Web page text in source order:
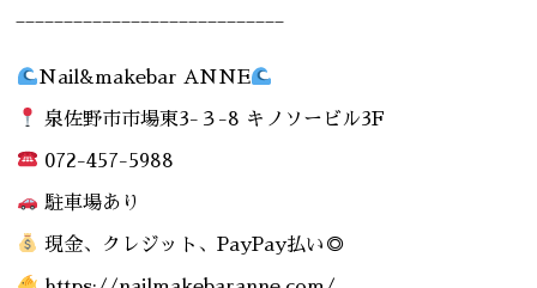
Nail&makebar ANNE
泉佐野市市場東3-３-8 キノソービル3F
072-457-5988
駐車場あり
現金、クレジット、PayPay払い◎